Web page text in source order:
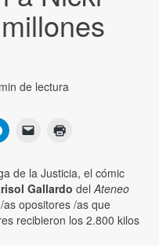
de lectura
de la Justicia, el cómic
Gallardo delAteneo
opositores /as que
recibieron los 2.800 kilos